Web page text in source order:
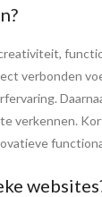
verbonden
verkennen.